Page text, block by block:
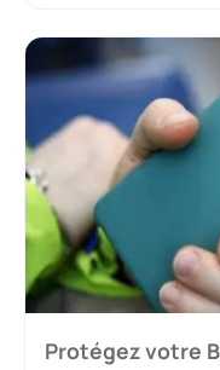
Protégez votre